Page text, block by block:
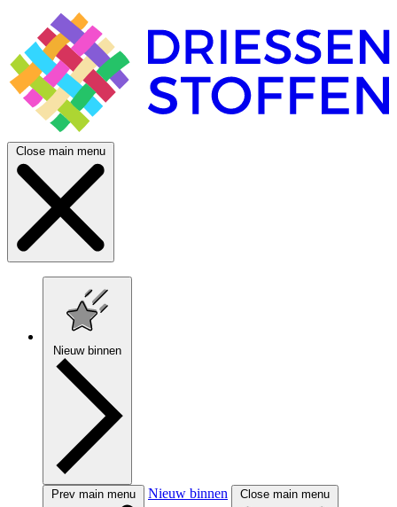
Close main menu
Nieuw binnen
Prev main menu Nieuw binnen Close main menu